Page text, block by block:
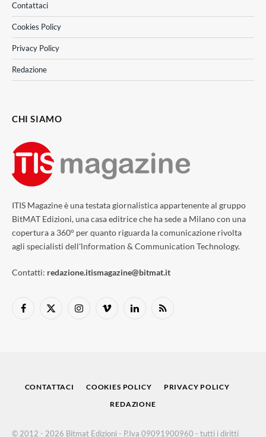
Contattaci
Cookies Policy
Privacy Policy
Redazione
CHI SIAMO
ITIS Magazine è una testata giornalistica appartenente al gruppo
BitMAT Edizioni, una casa editrice che ha sede a Milano con una
copertura a 360° per quanto riguarda la comunicazione rivolta
agli specialisti dell'lnformation & Communication Technology.
Contatti: redazione.itismagazine@bitmat.it
Facebook
X
InstagramVimeo LinkedInRSS
CONTATTACI COOKIES POLICY
PRIVACY POLICY
REDAZIONE
© 2012 - 2026 Bitmat Edizioni - P.Iva 09091900960 - tutti i diritti